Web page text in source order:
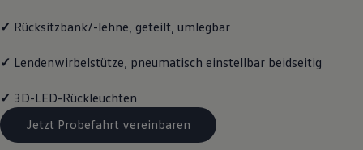
✓ Rücksitzbank/-lehne, geteilt, umlegbar
✓ Lendenwirbelstütze, pneumatisch einstellbar beidseitig
✓ 3D-LED-Rückleuchten
Jetzt Probefahrt vereinbaren